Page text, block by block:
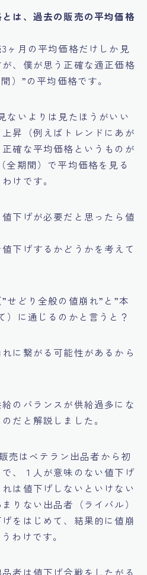
は、過去の販売の平均価格
ヶ月の平均価格だけしか見
、僕が思う正確な適正価格
）”の平均価格です。
ないよりは見たほうがいい
昇（例えばトレンドにあが
確な平均価格というものが
全期間）で平均価格を見る
けです。
下げが必要だと思ったら値
下げするかどうかを考えて
せどり全般の値崩れ”と”本
）に通じるのかと言うと？
に繋がる可能性があるから
のバランスが供給過多にな
だと解説しました。
売はベテラン出品者から初
、１人が意味のない値下げ
れは値下げしないといけない
りない出品者（ライバル）
をはじめて、結果的に値崩
わけです。
者は値下げ合戦をしたがる